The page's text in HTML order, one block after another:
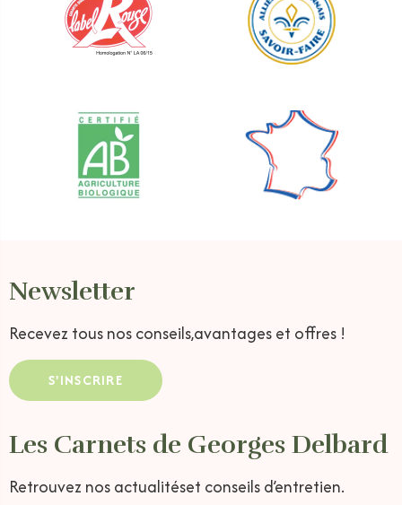
Newsletter
Recevez tous nos conseils,avantages et offres !
S'INSCRIRE
Les Carnets de Georges Delbard
Retrouvez nos actualitéset conseils d’entretien.